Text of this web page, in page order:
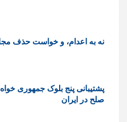
نه به اعدام، و خواست حذف
پشتيبانی پنج بلوک جمهوری
صلح در ایران